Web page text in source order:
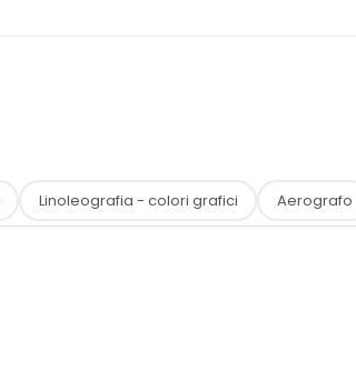
Linoleografia - colori grafici Aerografo